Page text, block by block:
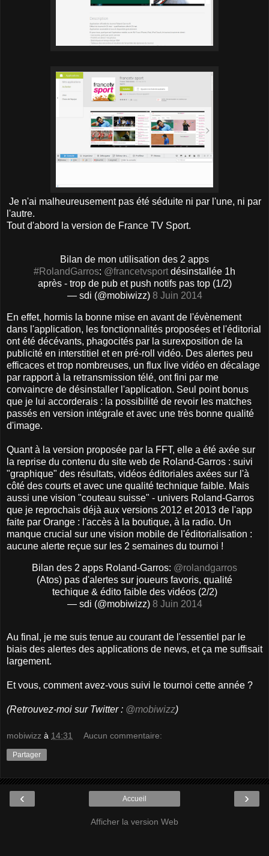
Je n'ai malheureusement pas été séduite ni par l'une, ni par
l'autre.
Tout d'abord la version de France TV Sport.
Bilan de mon utilisation des 2 apps
#RolandGarros: @francetvsport désinstallée 1h
après - trop de pub et push notifs pas top (1/2)
— sdi (@mobiwizz) 8 Juin 2014
En effet, hormis la bonne mise en avant de l'évènement
dans l'application, les fonctionnalités proposées et l'éditorial
ont été décévants, phagocités par la surexposition de la
publicité en interstitiel et en pré-roll vidéo. Des alertes peu
efficaces et trop nombreuses, un flux live vidéo en décalage
par rapport à la retransmission télé, ont fini par me
convaincre de désinstaller l'application. Seul point bonus
que je lui accorderais : la possibilité de revoir les matches
passés en version intégrale et avec une très bonne qualité
d'image.
Quant à la version proposée par la FFT, elle a été axée sur
la reprise du contenu du site web de Roland-Garros : suivi
"graphique" des résultats, vidéos éditoriales axées sur l'à
côté des courts et avec une qualité technique faible. Mais
aussi une vision "couteau suisse" - univers Roland-Garros
que je reprochais déjà aux versions 2012 et 2013 de l'app
faite par Orange : l'accès à la boutique, à la radio. Un
manque crucial sur une vision mobile de l'éditorialisation :
aucune alerte reçue sur les 2 semaines du tournoi !
Bilan des 2 apps Roland-Garros: @rolandgarros
(Atos) pas d'alertes sur joueurs favoris, qualité
techique & édito faible des vidéos (2/2)
— sdi (@mobiwizz) 8 Juin 2014
Au final, je me suis tenue au courant de l'essentiel par le
biais des alertes des applications de news, et ça me suffisait
largement.
Et vous, comment avez-vous suivi le tournoi cette année ?
(Retrouvez-moi sur Twitter : @mobiwizz)
mobiwizz à 14:31 Aucun commentaire:
Partager
‹ ›
Accueil
Afficher la version Web